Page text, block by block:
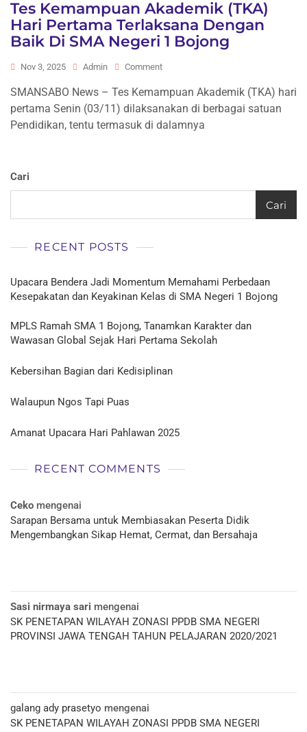
Tes Kemampuan Akademik (TKA)
Hari Pertama Terlaksana Dengan
Baik Di SMA Negeri 1 Bojong
Nov 3, 2025 Admin CommentOn
Kemampuan
Akademik
(TKA)
Baik
SMA
SMANSABO News – Tes Kemampuan Akademik (TKA) hari
pertama Senin (03/11) dilaksanakan di berbagai satuan
Pendidikan, tentu termasuk di dalamnya
Cari
Cari
RECENT POSTS
Upacara Bendera Jadi Momentum Memahami Perbedaan
Kesepakatan dan Keyakinan Kelas di SMA Negeri 1 Bojong
MPLS Ramah SMA 1 Bojong, Tanamkan Karakter dan
Wawasan Global Sejak Hari Pertama Sekolah
Kebersihan Bagian dari Kedisiplinan
Walaupun Ngos Tapi Puas
Amanat Upacara Hari Pahlawan 2025
RECENT COMMENTS
Ceko mengenai
Sarapan Bersama untuk Membiasakan Peserta Didik
Mengembangkan Sikap Hemat, Cermat, dan Bersahaja
Sasi nirmaya sari mengenai
SK PENETAPAN WILAYAH ZONASI PPDB SMA NEGERI
PROVINSI JAWA TENGAH TAHUN PELAJARAN 2020/2021
galang ady prasetyo mengenai
SK PENETAPAN WILAYAH ZONASI PPDB SMA NEGERI